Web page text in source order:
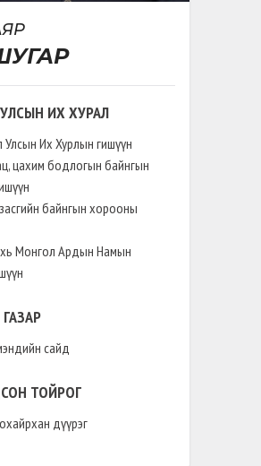
ИХ ХУРАЛ
Их Хурлын гишүүн
цахим бодлогын байнгын
байнгын хорооны
Монгол Ардын Намын
сайд
ТОЙРОГ
дүүрэг